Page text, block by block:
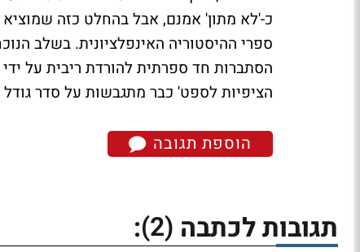
כ-'לא מתון' אמנם, אבל בהחלט כזה
ספרי ההיסטוריה האינפלציונית. בשלב
הסתברות חד ספרתית להורדת ריבית על
הציפיות לספט' כבר מתגבשות על סדר גודל של 60%, והורדה של קרוב לאחוז, בסה"כ, בשנה
הוספת תגובה
תגובות לכתבה (2)
: